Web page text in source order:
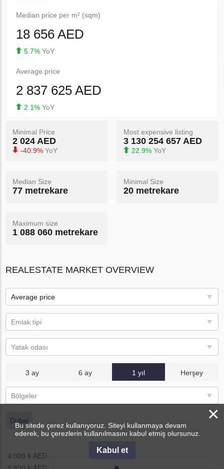
Median price per m² (sqm)
18 656 AED
5.7% YoY
Average price
2 837 625 AED
2.1% YoY
Minimal Price
2 024 AED
-40.9% YoY
Most expensive listing
3 130 254 657 AED
22.9% YoY
Median Size
77 metrekare
Minimal Size
20 metrekare
Maximum size
1 088 060 metrekare
REALESTATE MARKET OVERVIEW
Average price
Emlak tipi
Yatak odası
3 ay 6 ay 1 yıl Herşey
Bölgeler
Dubai ×
Bu sitede çerez kullanıyoruz. Siteyi kullanmaya devam
ederek, bu çerezlerin kullanılmasını kabul etmiş olursunuz.
Kabul et